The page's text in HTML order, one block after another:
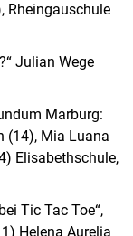
Rheingauschule
Julian Wege
Marburg:
(14), Mia Luana
Elisabethschule,
Tic Tac Toe“,
Helena Aurelia